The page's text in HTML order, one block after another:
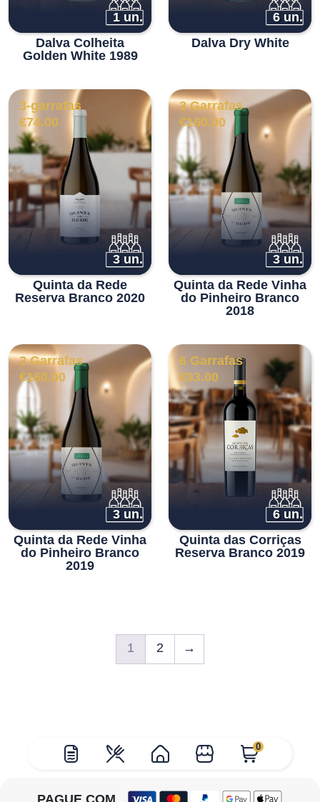
0
1 un.
Dalva Colheita
Golden White 1989
6 un.
Dalva Dry White
3-garrafas
€74.00
3 un.
Quinta da Rede
Reserva Branco 2020
3 Garrafas
€160.00
3 un.
Quinta da Rede Vinha
do Pinheiro Branco
2018
3 Garrafas
€160.00
3 un.
Quinta da Rede Vinha
do Pinheiro Branco
2019
6 Garrafas
€93.00
6 un.
Quinta das Corriças
Reserva Branco 2019
1 2 →
PAGUE COM